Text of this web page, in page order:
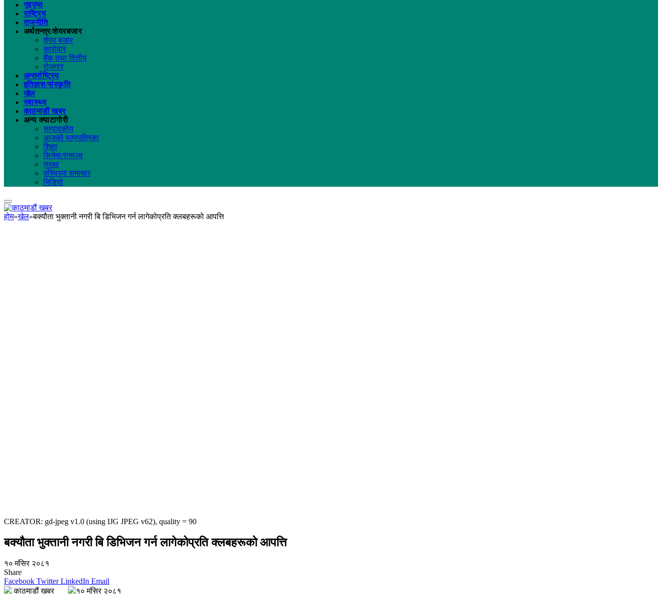
गृहपृष्ठ
राष्ट्रिय
राजनीति
अर्थतन्त्र/शेयरबजार
शेयर बजार
कारोबार
बैंक तथा वित्तीय
रोजगार
अन्तर्राष्ट्रिय
इतिहास/संस्कृति
खेल
स्वास्थ्य
काठमाडौं खबर
अन्य क्याटागोरी
सम्पादकीय
आजको पत्रपत्रिका
शिक्षा
सिनेमा/रंगमञ्च
सुरक्षा
तस्विरमा समाचार
भिडियो
होम»खेल»बक्यौता भुक्तानी नगरी बि डिभिजन गर्न लागेकोप्रति क्लबहरूको आपत्ति
CREATOR: gd-jpeg v1.0 (using IJG JPEG v62), quality = 90
बक्यौता भुक्तानी नगरी बि डिभिजन गर्न लागेकोप्रति क्लबहरूको आपत्ति
१० मंसिर २०८१
Share
Facebook Twitter LinkedIn Email
काठमाडौं खबर
१० मंसिर २०८१